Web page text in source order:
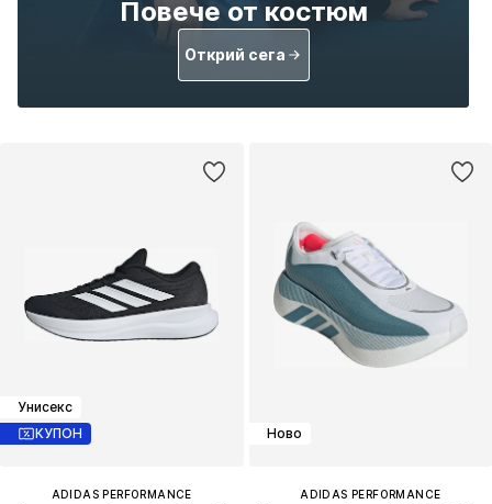
Унисекс
КУПОН
ADIDAS PERFORMANCE
Ново
ADIDAS PERFORMANCE
Повече от костюм
Открий сега